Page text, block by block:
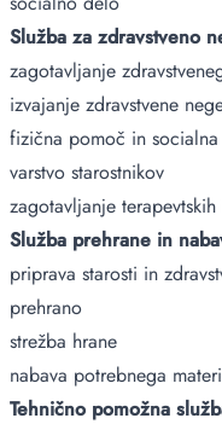
Služba za zdravstveno
zagotavljanje
izvajanje zdravstvene
fizična pomoč in socialna
varstvo starostnikov
zagotavljanje
Služba prehrane in
priprava starosti in
prehrano
strežba hrane
nabava potrebnega
Tehnično pomožna